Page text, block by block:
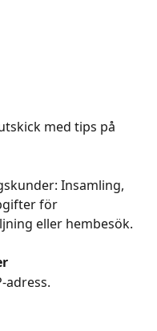
med tips på
Insamling,
för
eller hembesök.
adress.